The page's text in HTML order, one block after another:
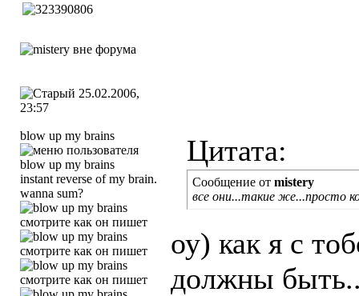
25.02.2006,
23:57
blow up my brains
instant reverse of my brain.
wanna sum?
Цитата:
Сообщение от mistery
все они...такие же...просто
оу) как я с
должны